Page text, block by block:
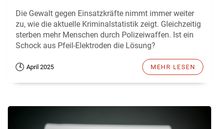
Die Gewalt gegen Einsatzkräfte nimmt immer weiter
zu, wie die aktuelle Kriminalstatistik zeigt. Gleichzeitig
sterben mehr Menschen durch Polizeiwaffen. Ist ein
Schock aus Pfeil-Elektroden die Lösung?
April 2025 MEHR LESEN